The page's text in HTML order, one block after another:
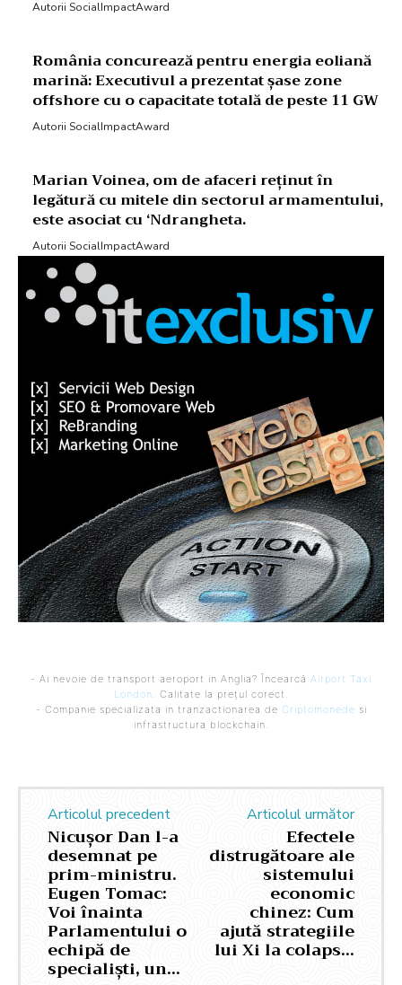
Autorii SocialImpactAward
România concurează pentru energia eoliană
marină: Executivul a prezentat șase zone
offshore cu o capacitate totală de peste 11 GW
Autorii SocialImpactAward
Marian Voinea, om de afaceri reținut în
legătură cu mitele din sectorul armamentului,
este asociat cu ‘Ndrangheta.
Autorii SocialImpactAward
- Ai nevoie de transport aeroport in Anglia? Încearcă Airport Taxi
London. Calitate la prețul corect.
- Companie specializata in tranzactionarea de Criptomonede si
infrastructura blockchain.
Articolul precedent
Nicușor Dan l-a
desemnat pe
prim-ministru.
Eugen Tomac:
Voi înainta
Parlamentului o
echipă de
specialiști, un…
Articolul următor
Efectele
distrugătoare ale
sistemului
economic
chinez: Cum
ajută strategiile
lui Xi la colaps…